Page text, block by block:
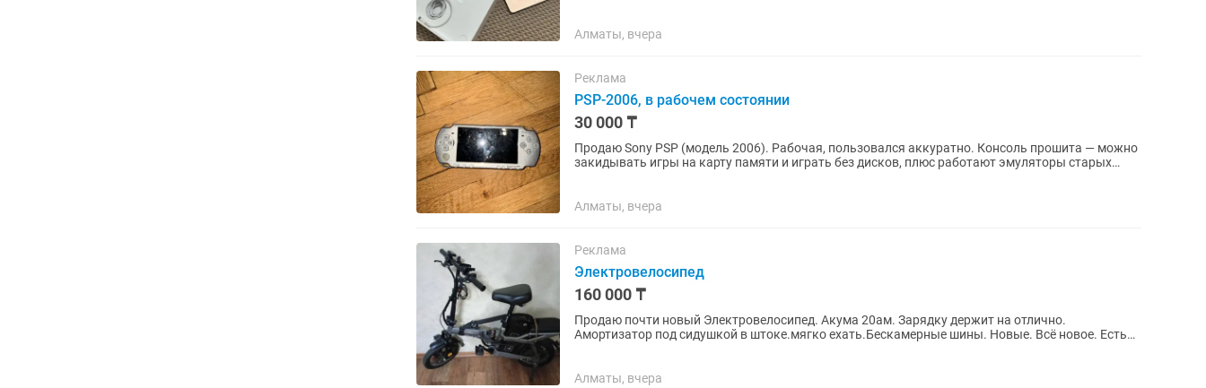
Алматы, вчера
Реклама
PSP-2006, в рабочем состоянии
30 000 ₸
Продаю Sony PSP (модель 2006). Рабочая, пользовался аккуратно. Консоль прошита — можно
закидывать игры на карту памяти и играть без дисков, плюс работают эмуляторы старых
Алматы, вчера
Реклама
Электровелосипед
160 000 ₸
Продаю почти новый Электровелосипед. Акума 20ам. Зарядку держит на отлично.
Амортизатор под сидушкой в штоке.мягко ехать.Бескамерные шины. Новые. Всë новое. Есть
Алматы, вчера